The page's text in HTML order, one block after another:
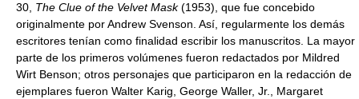
30, The Clue of the Velvet Mask(1953), que fue concebido
originalmente por Andrew Svenson. Así, regularmente los demás
escritores tenían como finalidad escribir los manuscritos. La mayor
parte de los primeros volúmenes fueron redactados por Mildred
Wirt Benson; otros personajes que participaron en la redacción de
ejemplares fueron Walter Karig, George Waller, Jr., Margaret